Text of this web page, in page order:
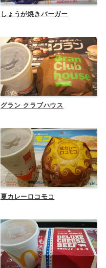
しょうが焼きバーガー
グラン クラブハウス
夏カレーロコモコ